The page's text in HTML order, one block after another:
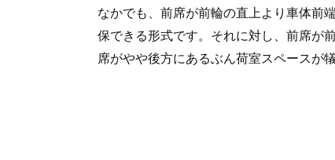
なかでも、前席が前輪の直上より車体前
保できる形式です。それに対し、前席が
席がやや後方にあるぶん荷室スペースが